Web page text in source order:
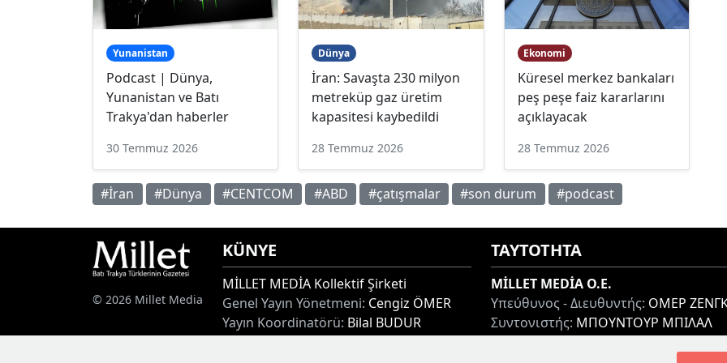
Yunanistan
Podcast | Dünya,
Yunanistan ve Batı
Trakya'dan haberler
30 Temmuz 2026
Dünya
İran: Savaşta 230 milyon
metreküp gaz üretim
kapasitesi kaybedildi
28 Temmuz 2026
Ekonomi
Küresel merkez bankaları
peş peşe faiz kararlarını
açıklayacak
28 Temmuz 2026
#İran #Dünya #CENTCOM #ABD #çatışmalar #son durum #podcast
© 2026 Millet Media
KÜNYE
MİLLET MEDİA Kollektif Şirketi
Genel Yayın Yönetmeni: Cengiz ÖMER
Yayın Koordinatörü: Bilal BUDUR
ΤΑΥΤΟΤΗΤΑ
MİLLET MEDİA O.E.
Υπεύθυνος - Διευθυντής: ΟΜΕΡ
Συντονιστής: ΜΠΟΥΝΤΟΥΡ ΜΠΙΛΑΛ